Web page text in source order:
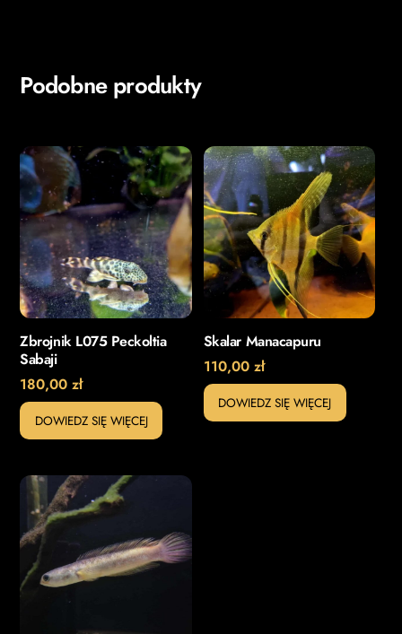
Podobne produkty
Zbrojnik L075 Peckoltia
Sabaji
180,00zł
DOWIEDZ SIĘ WIĘCEJ
Skalar Manacapuru
110,00 zł
DOWIEDZ SIĘ WIĘCEJ